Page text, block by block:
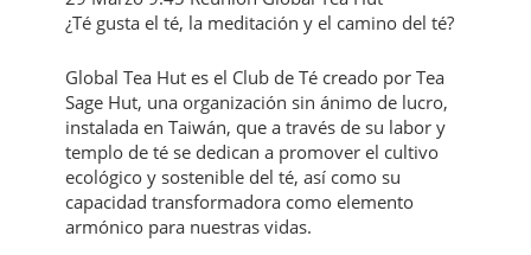
¿Té gusta el té, la meditación y el camino del té?
Global Tea Hut es el Club de Té creado por Tea
Sage Hut, una organización sin ánimo de lucro,
instalada en Taiwán, que a través de su labor y
templo de té se dedican a promover el cultivo
ecológico y sostenible del té, así como su
capacidad transformadora como elemento
armónico para nuestras vidas.